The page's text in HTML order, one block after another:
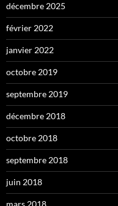
décembre 2025
février 2022
janvier 2022
octobre 2019
septembre 2019
décembre 2018
octobre 2018
septembre 2018
juin 2018